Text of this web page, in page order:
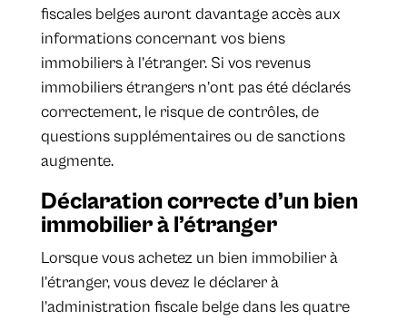
fiscales belges auront davantage accès aux
informations concernant vos biens
immobiliers à l’étranger. Si vos revenus
immobiliers étrangers n’ont pas été déclarés
correctement, le risque de contrôles, de
questions supplémentaires ou de sanctions
augmente.
Déclaration correcte d’un bien
immobilier à l’étranger
Lorsque vous achetez un bien immobilier à
l’étranger, vous devez le déclarer à
l’administration fiscale belge dans les quatre